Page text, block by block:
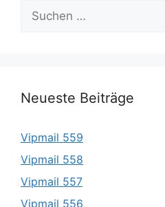
Suche
nach:
Neueste Beiträge
Vipmail 559
Vipmail 558
Vipmail 557
Vipmail 556